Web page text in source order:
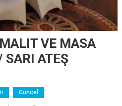
VE MASA
SARI ATEŞ
Güncel